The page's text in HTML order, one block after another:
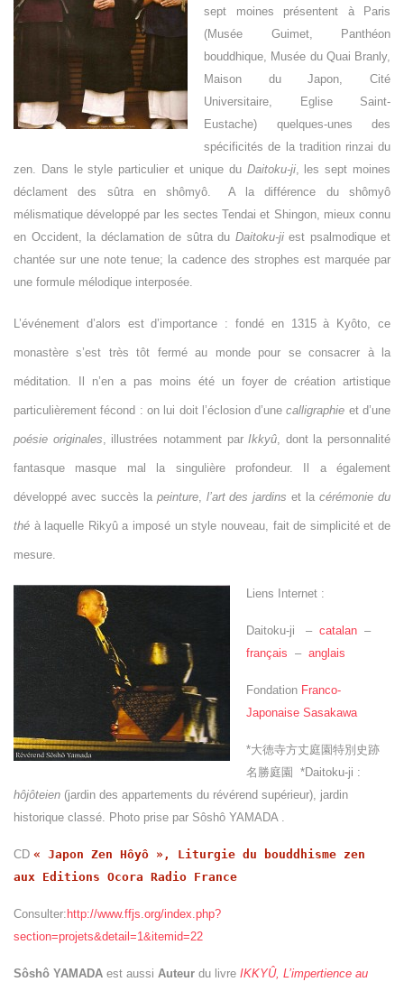
sept moines présentent à Paris
(Musée Guimet, Panthéon
bouddhique, Musée du Quai Branly,
Maison du Japon, Cité
Universitaire, Eglise Saint-
Eustache) quelques-unes des
spécificités de la tradition rinzai du
zen. Dans le style particulier et unique du Daitoku-ji, les sept moines
déclament des sûtra en shômyô. A la différence du shômyô
mélismatique développé par les sectes Tendai et Shingon, mieux connu
en Occident, la déclamation de sûtra du Daitoku-jiest psalmodique et
chantée sur une note tenue; la cadence des strophes est marquée par
une formule mélodique interposée.
L’événement d’alors est d’importance : fondé en 1315 à Kyôto, ce
monastère s’est très tôt fermé au monde pour se consacrer à la
méditation. Il n’en a pas moins été un foyer de création artistique
particulièrement fécond : on lui doit l’éclosion d’unecalligraphie et d’une
poésie originales, illustrées notamment parIkkyû, dont la personnalité
fantasque masque mal la singulière profondeur. Il a également
développé avec succès la peinture, l’art des jardins et lacérémonie du
thé à laquelle Rikyû a imposé un style nouveau, fait de simplicité et de
mesure.
Liens Internet :
Daitoku-ji –catalan –
français –anglais
Fondation Franco-
Japonaise Sasakawa
*大徳寺方丈庭園特別史跡
名勝庭園
*Daitoku-ji :
hôjôteien (jardin des appartements du révérend supérieur), jardin
historique classé. Photo prise par Sôshô YAMADA .
CD « Japon Zen Hôyô », Liturgie du bouddhisme zen
aux Editions Ocora Radio France
Consulter: http://www.ffjs.org/index.php?
section=projets&detail=1&itemid=22
Sôshô YAMADA est aussi Auteur du livre IKKYÛ, L’impertience au